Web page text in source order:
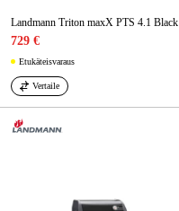
Landmann Triton maxX PTS 4.1 Black
729 €
Etukäteisvaraus
Vertaile